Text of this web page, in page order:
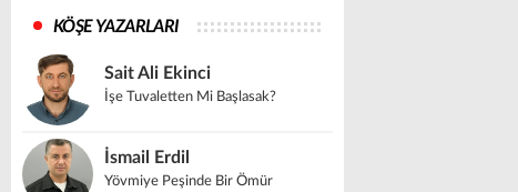
KÖŞE YAZARLARI
Sait Ali Ekinci
İşe Tuvaletten Mi Başlasak?
İsmail Erdil
Yövmiye Peşinde Bir Ömür